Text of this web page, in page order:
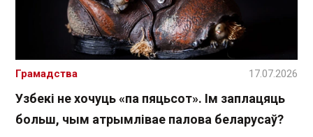
Узбекі не хочуць «па пяцьсот». Ім заплацяць
больш, чым атрымлівае палова беларусаў?
Грамадства 17.07.2026